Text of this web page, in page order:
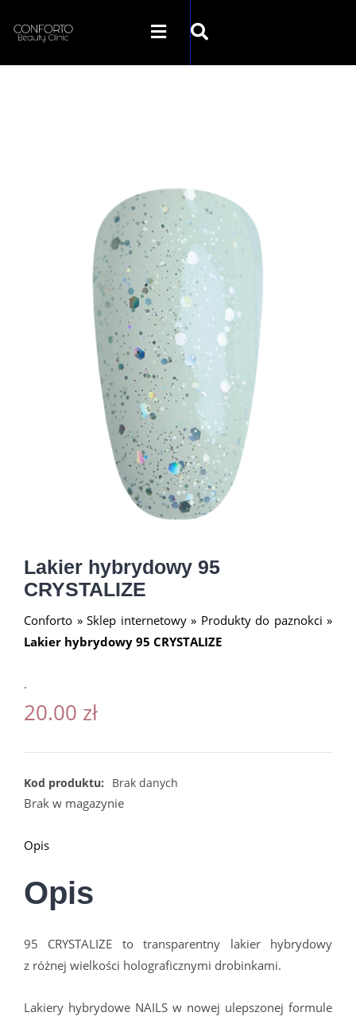
Lakier hybrydowy 95
CRYSTALIZE
Conforto » Sklep internetowy» Produkty do paznokci »
Lakier hybrydowy 95 CRYSTALIZE
.
20.00 zł
Kod produktu: Brak danych
Brak w magazynie
Opis
Opis
95 CRYSTALIZE to transparentny lakier hybrydowy
z różnej wielkości holograficznymi drobinkami.
Lakiery hybrydowe NAILS w nowej ulepszonej formule